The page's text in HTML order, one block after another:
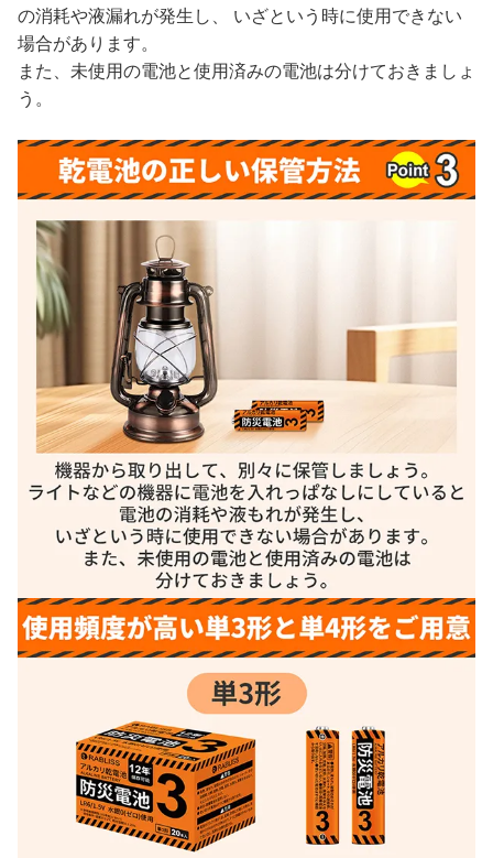
の消耗や液漏れが発生し、 いざという時に使用できない
場合があります。
また、未使用の電池と使用済みの電池は分けておきましょ
う。